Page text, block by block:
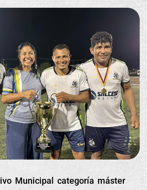
Municipal categoría máster